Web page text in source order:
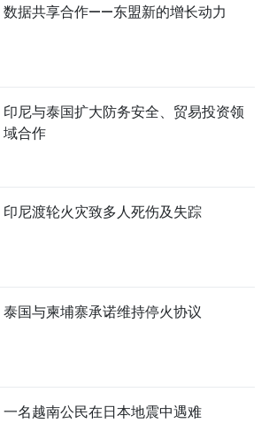
数据共享合作——东盟新的增长动力
印尼与泰国扩大防务安全、贸易投资领
域合作
印尼渡轮火灾致多人死伤及失踪
泰国与柬埔寨承诺维持停火协议
一名越南公民在日本地震中遇难